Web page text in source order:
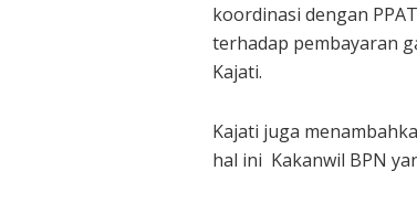
koordinasi dengan
terhadap pembayaran
Kajati.
Kajati juga
hal ini Kakanwil BPN